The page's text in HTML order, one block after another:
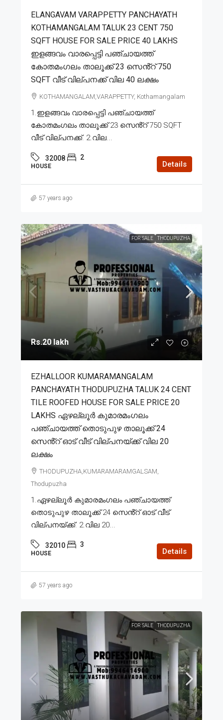
ELANGAVAM VARAPPETTY PANCHAYATH
KOTHAMANGALAM TALUK 23 CENT 750
SQFT HOUSE FOR SALE PRICE 40 LAKHS
ഇളങ്ങവം വാരപ്പെട്ടി പഞ്ചായത്ത്
കോതമംഗലം താലൂക്ക് 23 സെൻ്റ് 750
SQFT വീട് വില്പനക്ക് വില 40 ലക്ഷം
KOTHAMANGALAM,VARAPPETTY, Kothamangalam
1.ഇളങ്ങവം വാരപ്പെട്ടി പഞ്ചായത്ത്
കോതമംഗലം താലൂക്ക് 23 സെൻ്റ് 750 SQFT
വീട് വില്പനക്ക്. 2.വില...
32008 2
HOUSE Details
57 years ago
FOR SALE THODUPUZHA
Rs.20 lakh
EZHALLOOR KUMARAMANGALAM
PANCHAYATH THODUPUZHA TALUK 24 CENT
TILE ROOFED HOUSE FOR SALE PRICE 20
LAKHS ഏഴല്ലൂർ കുമാരമംഗലം
പഞ്ചായത്ത് തൊടുപുഴ താലൂക്ക് 24
സെൻ്റ് ഓട് വീട് വില്പനയ്ക്ക് വില 20
ലക്ഷം
THODUPUZHA,KUMARAMARAMGALSAM,
Thodupuzha
1.ഏഴല്ലൂർ കുമാരമംഗലം പഞ്ചായത്ത്
തൊടുപുഴ താലൂക്ക് 24 സെൻ്റ് ഓട് വീട്
വില്പനയ്ക്ക്. 2.വില 20...
32010 3
HOUSE Details
57 years ago
FOR SALE THODUPUZHA